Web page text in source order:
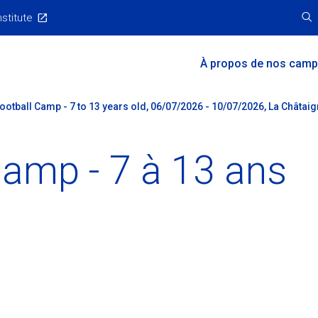
MainÀ propos de nos
Camp - 7 to 13 years old, 06/07/2026 - 10/07/2026, La
- 7 à 13 ans